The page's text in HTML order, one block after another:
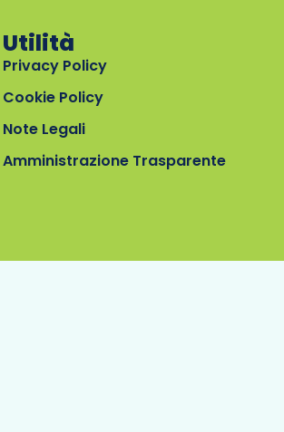
Utilità
Privacy Policy
Cookie Policy
Note Legali
Amministrazione Trasparente